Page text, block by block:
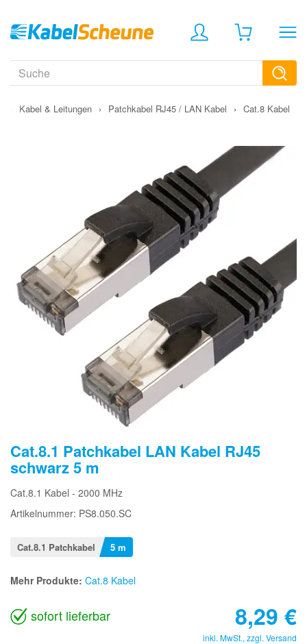
Kabel & Leitungen › Patchkabel RJ45 / LAN Kabel › Cat.8 Kabel
Cat.8.1 Patchkabel LAN Kabel RJ45
schwarz 5 m
Cat.8.1 Kabel - 2000 MHz
Artikelnummer: PS8.050.SC
Cat.8.1 Patchkabel 5 m
Mehr Produkte: Cat.8 Kabel
sofort lieferbar 8,29 €
inkl. MwSt., zzgl. Versand